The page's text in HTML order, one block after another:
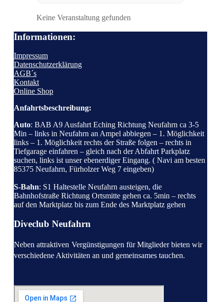
Keine Veranstaltung gefunden
Informationen:
Impressum
Datenschutzerklärung
AGB´s
Kontakt
Online Shop
Anfahrtsbeschreibung:
Auto: BAB A9 Ausfahrt Eching Richtung Neufahrn ca 3-5
Min – links in Neufahrn an Ampel abbiegen – 1. Möglichkeit
links – 1. Möglichkeit rechts der Straße folgen – rechts in
Tiefgarage einfahren – gleich nach der Abfahrt Parkplatz
suchen, links ist unser ebenerdiger Eingang. ( Navi am besten
85375 Neufahrn, Fürholzer Weg 7 eingeben)
S-Bahn: S1 Haltestelle Neufahrn austeigen, die
Bahnhofstraße Richtung Ortsmitte gehen ca. 5min – rechts
auf den Marktplatz bis zum Ende des Marktplatz gehen
Diveclub Neufahrn
Neben attraktiven Vergünstigungen für Mitglieder bieten wir
verschiedene Aktivitäten an und gemeinsames tauchen.